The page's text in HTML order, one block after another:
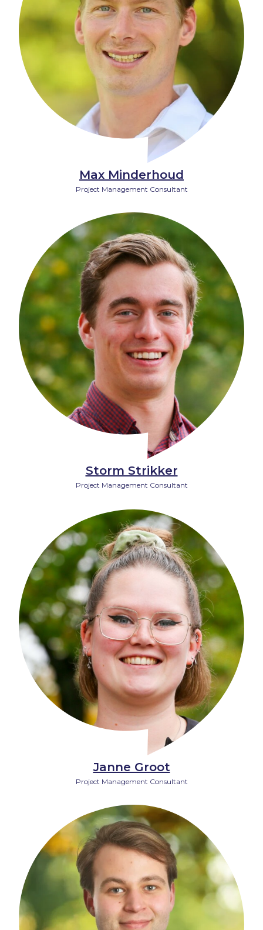
Max Minderhoud
Project Management Consultant
Storm Strikker
Project Management Consultant
Janne Groot
Project Management Consultant